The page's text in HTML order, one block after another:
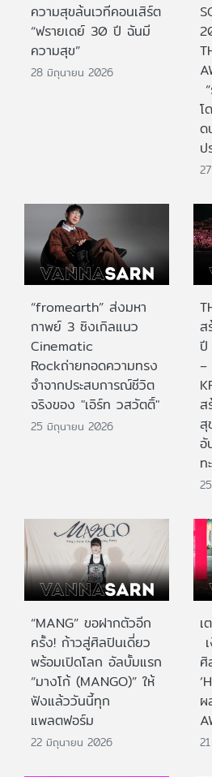
ความสุขล้นเวทีคอนเสิร์ต
“ฟรายเดย์ 30 ปี ฉันมี
ความสุข”
28 มิถุนายน 2026
โ
ด
ป
“fromearth” ส่งมหา
กาพย์ 3 ซิงเกิลแนว
Cinematic
Rockถ่ายทอดความทรง
จำจากประสบการณ์ชีวิต
จริงของ "เอิร์ท วสวัตติ์"
25 มิถุนายน 2026
ส
ปี
–
ส
สุ
อั
ท
“MANG” ขอฝากตัวอีก
ครั้ง! ก้าวสู่ศิลปินเดี่ยว
พร้อมเปิดโลก อัลบั้มแรก
“มางโก้ (MANGO)” ให้
ฟังแล้ววันนี้ทุก
แพลตฟอร์ม
22 มิถุนายน 2026
เ
ศิ
ผ